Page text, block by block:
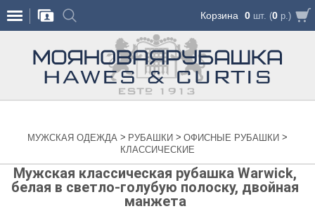
Корзина 0 шт. (0 р.)
МУЖСКАЯ ОДЕЖДА > РУБАШКИ > ОФИСНЫЕ РУБАШКИ >
КЛАССИЧЕСКИЕ
Мужская классическая рубашка Warwick,
белая в светло-голубую полоску, двойная
манжета